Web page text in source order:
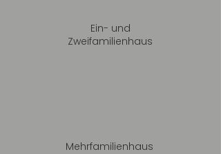
Ein- und
Zweifamilienhaus
Mehrfamilienhaus